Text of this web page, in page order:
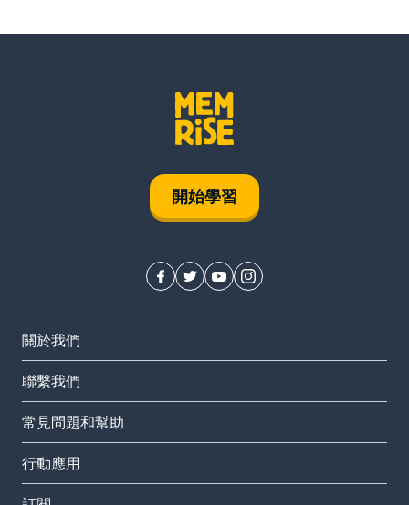
開始學習
關於我們
聯繫我們
常見問題和幫助
行動應用